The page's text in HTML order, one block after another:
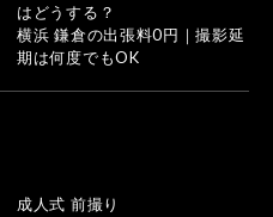
はどうする？
横浜 鎌倉の出張料0円｜撮影延
期は何度でもOK
成人式 前撮り